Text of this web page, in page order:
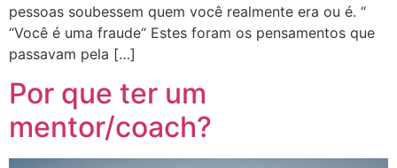
pessoas soubessem quem você realmente era ou é. “
“Você é uma fraude“ Estes foram os pensamentos que
passavam pela […]
Por que ter um
mentor/coach?